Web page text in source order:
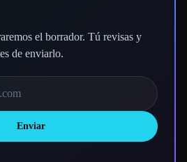
el borrador. Tú revisas y
de enviarlo.
Enviar